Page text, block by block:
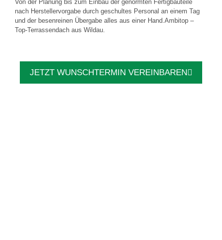
Von der Planung bis zum Einbau der genormten Fertigbauteile
nach Herstellervorgabe durch geschultes Personal an einem Tag
und der besenreinen Übergabe alles aus einer Hand.Ambitop –
Top-Terrassendach aus Wildau.
JETZT WUNSCHTERMIN VEREINBAREN